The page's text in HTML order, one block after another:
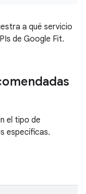
a qué servicio
de Google Fit.
el tipo de
específicas.